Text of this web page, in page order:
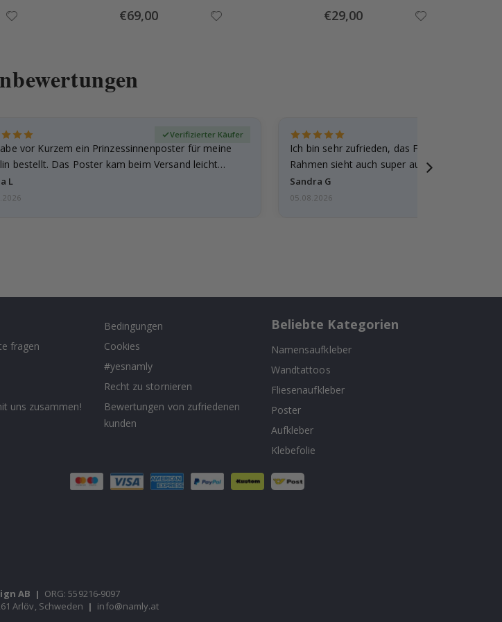
Special
Price
€69,00 Special
Price
€29,00
vor Kurzem ein Prinzessinnenposter für meine
bestellt. Das Poster kam beim Versand leicht
L
Verifizierter Käufer
Ich bin sehr zufrieden, das Foto ist toll
Rahmen sieht auch super aus. Die Lieferung
außerdem…
Sandra G
05.08.2026
fragen
uns zusammen!
Bedingungen
Cookies
#yesnamly
Recht zu stornieren
Bewertungen von zufriedenen
kunden
Beliebte Kategorien
Namensaufkleber
Wandtattoos
Fliesenaufkleber
Poster
Aufkleber
Klebefolie
AB | ORG: 559216-9097
Arlöv, Schweden | info@namly.at